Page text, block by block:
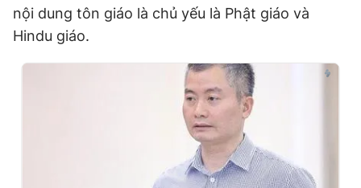
nội dung tôn giáo là chủ yếu là Phật giáo và
Hindu giáo.